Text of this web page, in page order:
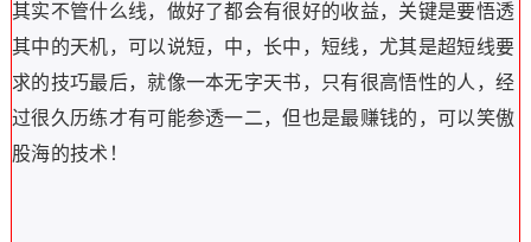
其实不管什么线，做好了都会有很好的收益，关键是要悟透
其中的天机，可以说短，中，长中，短线，尤其是超短线要
求的技巧最后，就像一本无字天书，只有很高悟性的人，经
过很久历练才有可能参透一二，但也是最赚钱的，可以笑傲
股海的技术！